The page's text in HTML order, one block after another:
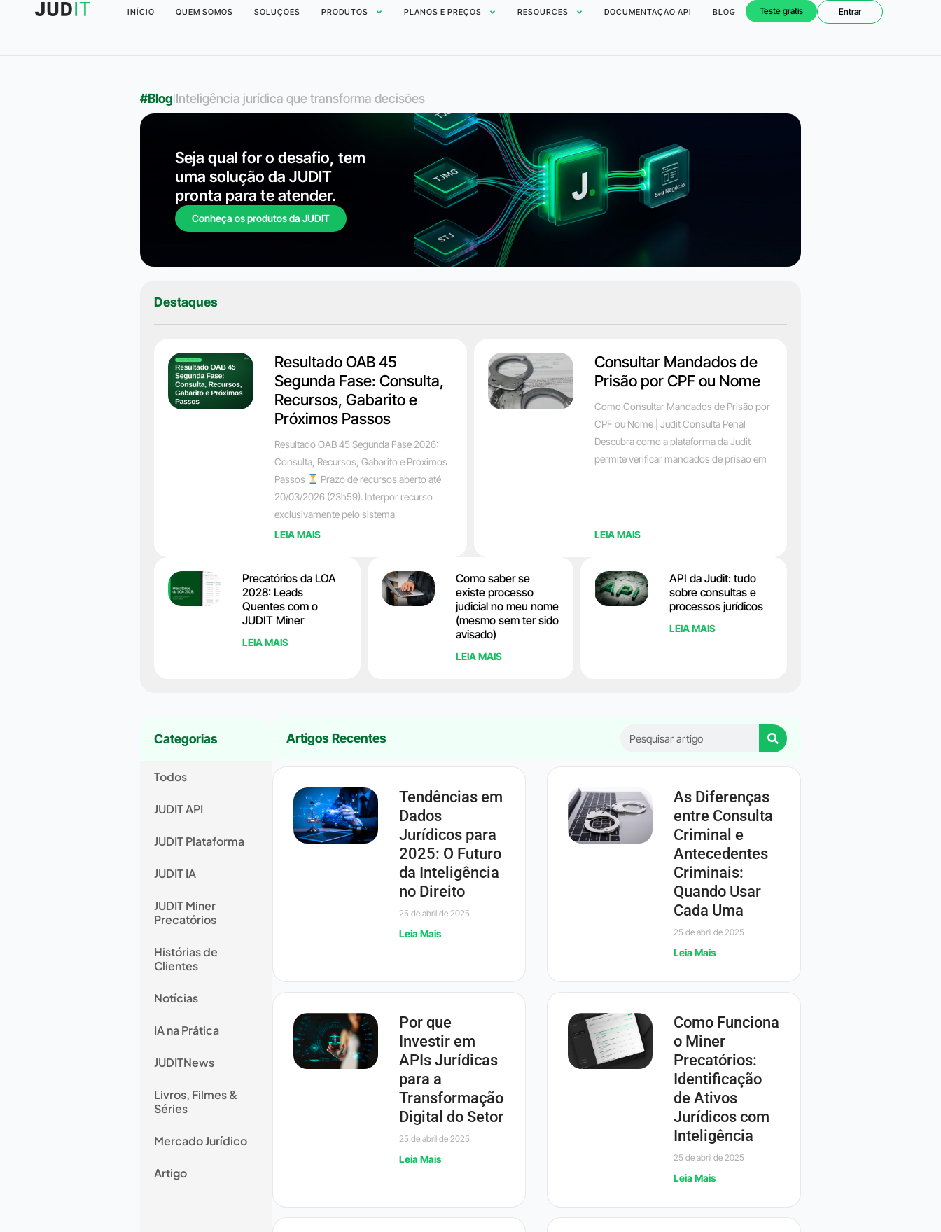
INÍCIO QUEM SOMOS SOLUÇÕES PRODUTOS PLANOS E PREÇOS RESOURCES DOCUMENTAÇÃO API BLOG Teste grátis Entrar
#BloglInteligência jurídica que transforma decisões
Seja qual for o desafio, tem
uma solução da JUDIT
pronta para te atender.
Conheça os produtos da JUDIT
Destaques
Resultado OAB 45
Segunda Fase: Consulta,
Recursos, Gabarito e
Próximos Passos
Resultado OAB 45 Segunda Fase 2026:
Consulta, Recursos, Gabarito e Próximos
Passos
Prazo de recursos aberto até
20/03/2026 (23h59). Interpor recurso
exclusivamente pelo sistema
LEIA MAIS
Consultar Mandados de
Prisão por CPF ou Nome
Como Consultar Mandados de Prisão por
CPF ou Nome | Judit Consulta Penal
Descubra como a plataforma da Judit
permite verificar mandados de prisão em
LEIA MAIS
Precatórios da LOA
2028: Leads
Quentes com o
JUDIT Miner
LEIA MAIS
Como saber se
existe processo
judicial no meu nome
(mesmo sem ter sido
avisado)
LEIA MAIS
API da Judit: tudo
sobre consultas e
processos jurídicos
LEIA MAIS
Categorias
Todos
JUDIT API
JUDIT Plataforma
JUDIT IA
JUDIT Miner
Precatórios
Histórias de
Clientes
Notícias
IA na Prática
JUDITNews
Livros, Filmes &
Séries
Mercado Jurídico
Artigo
Artigos Recentes
Tendências em
Dados
Jurídicos para
2025: O Futuro
da Inteligência
no Direito
25 de abril de 2025
Leia Mais
As Diferenças
entre Consulta
Criminal e
Antecedentes
Criminais:
Quando Usar
Cada Uma
25 de abril de 2025
Leia Mais
Por que
Investir em
APIs Jurídicas
para a
Transformação
Digital do Setor
25 de abril de 2025
Leia Mais
Como Funciona
o Miner
Precatórios:
Identificação
de Ativos
Jurídicos com
Inteligência
25 de abril de 2025
Leia Mais